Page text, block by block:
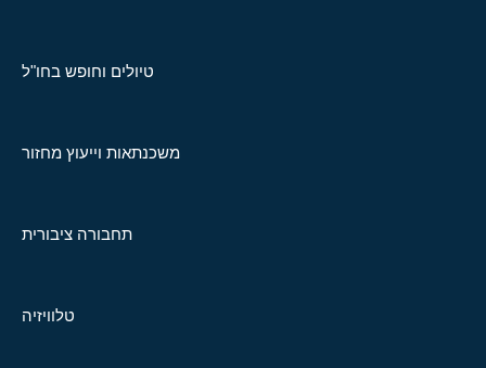
טיולים וחופש בחו"ל
משכנתאות וייעוץ מחזור
תחבורה ציבורית
טלוויזיה